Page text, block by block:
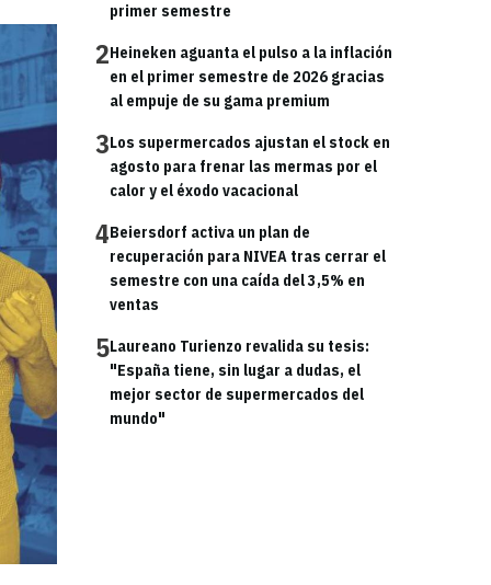
primer semestre
2Heineken aguanta el pulso a la inflación
en el primer semestre de 2026 gracias
al empuje de su gama premium
3Los supermercados ajustan el stock en
agosto para frenar las mermas por el
calor y el éxodo vacacional
4Beiersdorf activa un plan de
recuperación para NIVEA tras cerrar el
semestre con una caída del 3,5% en
ventas
5Laureano Turienzo revalida su tesis:
"España tiene, sin lugar a dudas, el
mejor sector de supermercados del
mundo"